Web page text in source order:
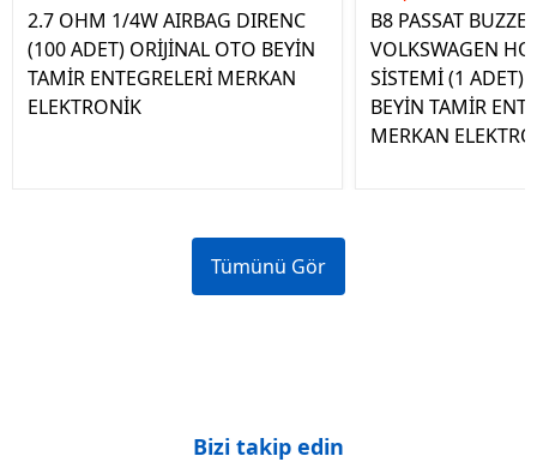
2.7 OHM 1/4W AIRBAG DIRENC
(100 ADET) ORİJİNAL OTO BEYİN
TAMİR ENTEGRELERİ MERKAN
ELEKTRONİK
B8 PASSAT
VOLKSWAGEN
SİSTEMİ (1 ADET)
BEYİN TAMİR
MERKAN
Tümünü Gör
Bizi takip edin